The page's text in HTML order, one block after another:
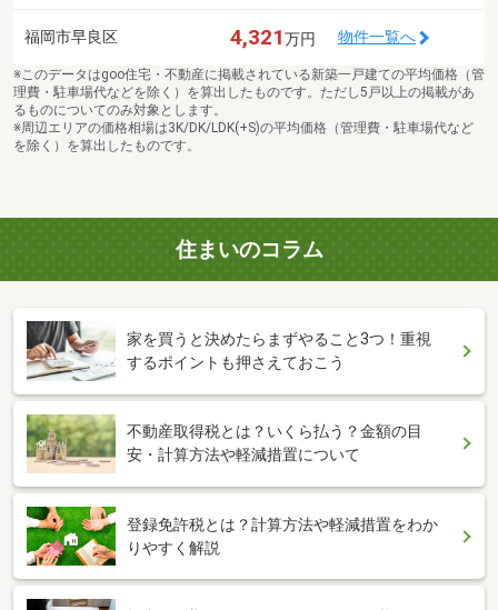
福岡市早良区 4,321万円 物件一覧へ
※このデータはgoo住宅・不動産に掲載されている新築一戸建ての平均価格（管
理費・駐車場代などを除く）を算出したものです。ただし5戸以上の掲載があ
るものについてのみ対象とします。
※周辺エリアの価格相場は3K/DK/LDK(+S)の平均価格（管理費・駐車場代など
を除く）を算出したものです。
住まいのコラム
家を買うと決めたらまずやること3つ！重視
するポイントも押さえておこう
不動産取得税とは？いくら払う？金額の目
安・計算方法や軽減措置について
登録免許税とは？計算方法や軽減措置をわか
りやすく解説